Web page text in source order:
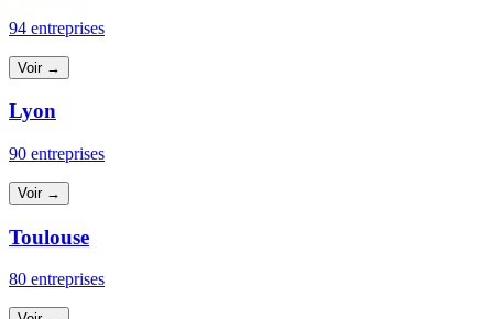
94 entreprises
Voir →
Lyon
90 entreprises
Voir →
Toulouse
80 entreprises